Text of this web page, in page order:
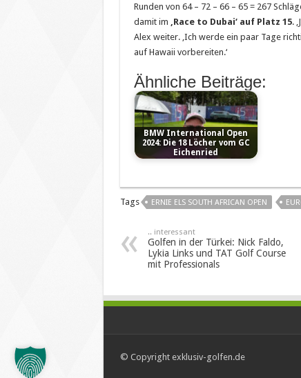
Runden von 64 – 72 – 66 – 65 = 267
damit im ‚Race to Dubai‘ auf Platz 15.
Alex weiter. ‚Ich werde ein paar Tage
auf Hawaii vorbereiten.‘
Ähnliche Beiträge:
BMW International Open
2024: Die 18 Löcher vom GC
Eichenried
Tags ERNIE ELS SOUTH AFRICAN OPEN
.. interessant
Golfen in der Türkei: Nick Faldo,
Lykia Links und TAT Golf Course
mit Professionals
© Copyright exklusiv-golfen.de